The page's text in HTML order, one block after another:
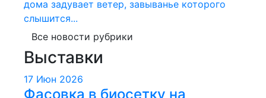
дома задувает ветер, завыванье которого
слышится...
Все новости рубрики
Выставки
17 Июн 2026
Фасовка в биосетку на